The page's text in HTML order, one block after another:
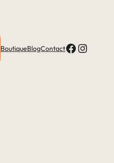
BoutiqueBlogContactFacebook Instagram